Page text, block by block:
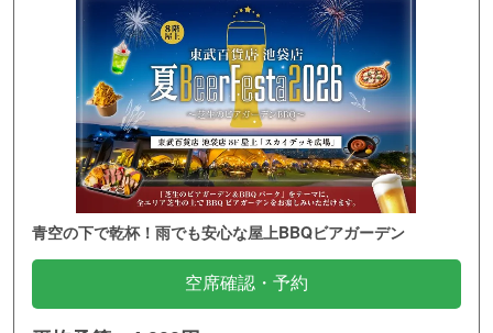
青空の下で乾杯！雨でも安心な屋上BBQビアガーデン
空席確認・予約